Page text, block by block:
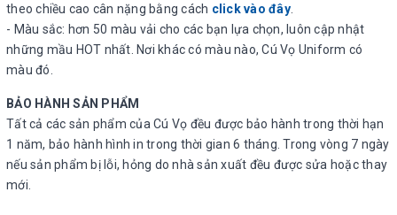
theo chiều cao cân nặng bằng cách click vào đây.
- Màu sắc: hơn 50 màu vải cho các bạn lựa chọn, luôn cập nhật
những mầu HOT nhất. Nơi khác có màu nào, Cú Vọ Uniform có
màu đó.
BẢO HÀNH SẢN PHẨM
Tất cả các sản phẩm của Cú Vọ đều được bảo hành trong thời hạn
1 năm, bảo hành hình in trong thời gian 6 tháng. Trong vòng 7 ngày
nếu sản phẩm bị lỗi, hỏng do nhà sản xuất đều được sửa hoặc thay
mới.